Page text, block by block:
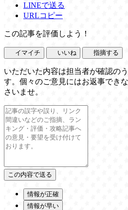
LINEで送る
URLコピー
この記事を評価しよう！
イマイチ いいね 指摘する
いただいた内容は担当者が確認の
す。個々のご意見にはお返事でき
さいませ。
情報が正確
情報が早い